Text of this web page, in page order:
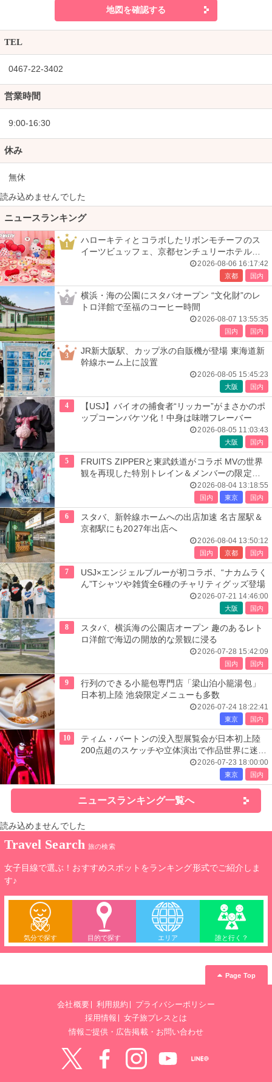
地図を確認する
TEL
0467-22-3402
営業時間
9:00-16:30
休み
無休
読み込めませんでした
ニュースランキング
1
ハローキティとコラボしたリボンモチーフのス
イーツビュッフェ、京都センチュリーホテルで
2026-08-06 16:17:42
京都 国内
2
横浜・海の公園にスタバオープン “文化財”のレ
トロ洋館で至福のコーヒー時間
2026-08-07 13:55:35
国内 国内
3
JR新大阪駅、カップ氷の自販機が登場 東海道新
幹線ホーム上に設置
2026-08-05 15:45:23
大阪 国内
4
【USJ】バイオの捕食者“リッカー”がまさかのポ
ップコーンバケツ化！中身は味噌フレーバー
2026-08-05 11:03:43
大阪 国内
5
FRUITS ZIPPERと東武鉄道がコラボ MVの世界
観を再現した特別トレイン＆メンバーの限定ア
2026-08-04 13:18:55
国内 東京 国内
6
スタバ、新幹線ホームへの出店加速 名古屋駅＆
京都駅にも2027年出店へ
2026-08-04 13:50:12
国内 京都 国内
7
USJ×エンジェルブルーが初コラボ、“ナカムラく
ん”Tシャツや雑貨全6種のチャリティグッズ登場
2026-07-21 14:46:00
大阪 国内
8
スタバ、横浜海の公園店オープン 趣のあるレト
ロ洋館で海辺の開放的な景観に浸る
2026-07-28 15:42:09
国内 国内
9
行列のできる小籠包専門店「梁山泊小籠湯包」
日本初上陸 池袋限定メニューも多数
2026-07-24 18:22:41
東京 国内
10
ティム・バートンの没入型展覧会が日本初上陸
200点超のスケッチや立体演出で作品世界に迷い
2026-07-23 18:00:00
東京 国内
ニュースランキング一覧へ
読み込めませんでした
Travel Search 旅の検索
女子目線で選ぶ！おすすめスポットをランキング形式でご紹介しま
す♪
気分で探す 目的で探す エリア 誰と行く？
Page Top
会社概要 利用規約
プライバシーポリシー
採用情報
女子旅プレスとは
情報ご提供・広告掲載・お問い合わせ